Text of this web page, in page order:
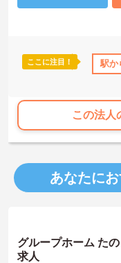
･介護休暇取得実績あり
ここに注目！ 駅か
この法人
あなたに
グループホーム た
求人